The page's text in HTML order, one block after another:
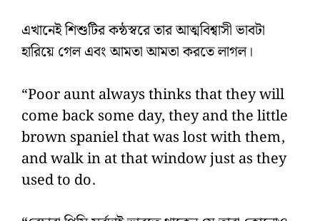
এখানেই শিশুটির কন্ঠস্বরে তার আত্মবিশ্বাসী ভাবটা
হারিয়ে গেল এবং আমতা আমতা করতে লাগল।
“Poor aunt always thinks that they will
come back some day, they and the little
brown spaniel that was lost with them,
and walk in at that window just as they
used to do.